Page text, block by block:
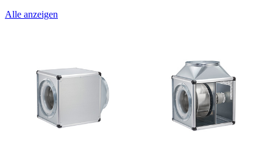
Alle anzeigen